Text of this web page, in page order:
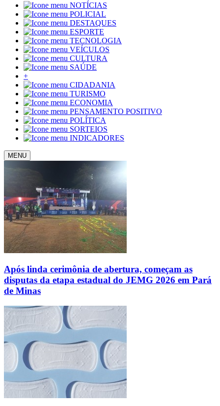
NOTÍCIAS
POLICIAL
DESTAQUES
ESPORTE
TECNOLOGIA
VEÍCULOS
CULTURA
SAÚDE
+
CIDADANIA
TURISMO
ECONOMIA
PENSAMENTO POSITIVO
POLÍTICA
SORTEIOS
INDICADORES
MENU
Após linda cerimônia de abertura, começam as
disputas da etapa estadual do JEMG 2026 em Pará
de Minas